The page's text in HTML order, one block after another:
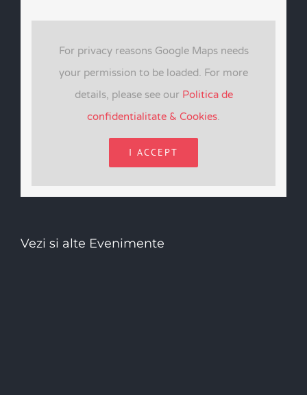
For privacy reasons Google Maps needs
your permission to be loaded. For more
details, please see our Politica de
confidentialitate & Cookies.
I ACCEPT
Vezi si alte Evenimente